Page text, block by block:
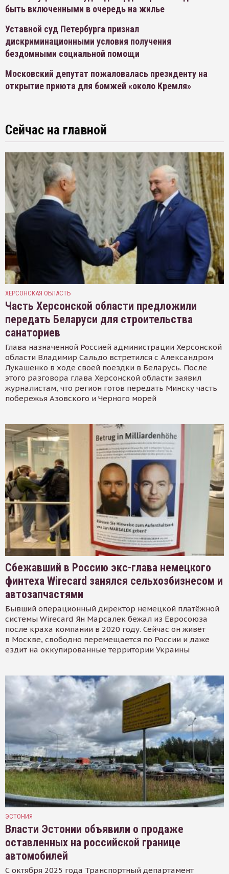
быть включенными в очередь на жилье
Уставной суд Петербурга признал
дискриминационными условия получения
бездомными социальной помощи
Московский депутат пожаловалась президенту на
открытие приюта для бомжей «около Кремля»
Сейчас на главной
ХЕРСОНСКАЯ ОБЛАСТЬ
Часть Херсонской области предложили
передать Беларуси для строительства
санаториев
Глава назначенной Россией администрации Херсонской
области Владимир Сальдо встретился с Александром
Лукашенко в ходе своей поездки в Беларусь. После
этого разговора глава Херсонской области заявил
журналистам, что регион готов передать Минску часть
побережья Азовского и Черного морей
Сбежавший в Россию экс-глава немецкого
финтеха Wirecard занялся сельхозбизнесом и
автозапчастями
Бывший операционный директор немецкой платёжной
системы Wirecard Ян Марсалек бежал из Евросоюза
после краха компании в 2020 году. Сейчас он живёт
в Москве, свободно перемещается по России и даже
ездит на оккупированные территории Украины
ЭСТОНИЯ
Власти Эстонии объявили о продаже
оставленных на российской границе
автомобилей
С октября 2025 года Транспортный департамент